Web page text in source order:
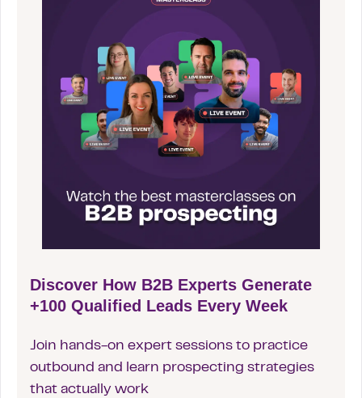
Discover How B2B Experts Generate
+100 Qualified Leads Every Week
Join hands-on expert sessions to practice
outbound and learn prospecting strategies
that actually work